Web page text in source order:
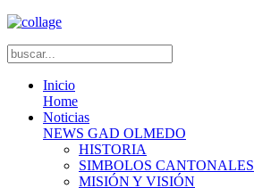
Inicio
Home
Noticias
NEWS GAD OLMEDO
HISTORIA
SIMBOLOS CANTONALES
MISIÓN Y VISIÓN